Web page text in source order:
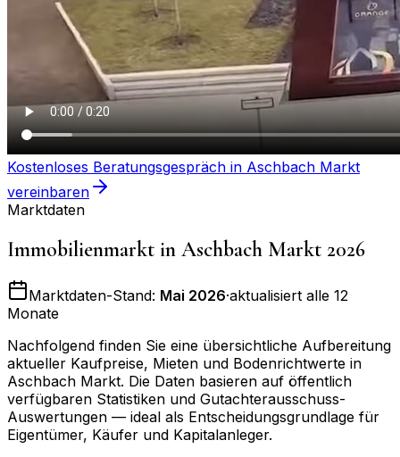
Kostenloses Beratungsgespräch in Aschbach Markt
vereinbaren
Marktdaten
Immobilienmarkt in Aschbach Markt 2026
Marktdaten-Stand: Mai 2026·aktualisiert alle 12
Monate
Nachfolgend finden Sie eine übersichtliche Aufbereitung
aktueller Kaufpreise, Mieten und Bodenrichtwerte in
Aschbach Markt. Die Daten basieren auf öffentlich
verfügbaren Statistiken und Gutachterausschuss-
Auswertungen — ideal als Entscheidungsgrundlage für
Eigentümer, Käufer und Kapitalanleger.